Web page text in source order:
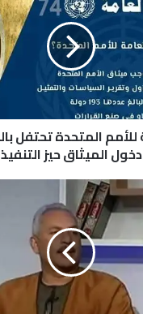
دخول الميثاق حيز التنفيذ